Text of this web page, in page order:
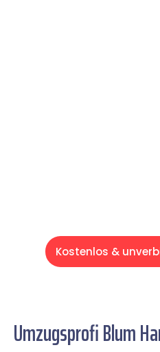
Kostenlos &
Umzugsprofi Blum